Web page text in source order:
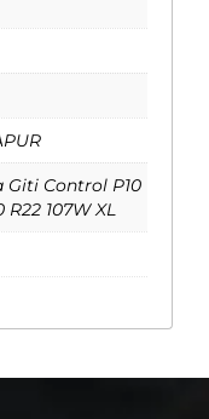
Giti Control P10
R22 107W XL